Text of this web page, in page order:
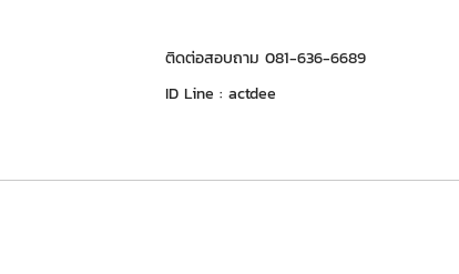
ติดต่อสอบถาม 081-636-6689
ID Line : actdee